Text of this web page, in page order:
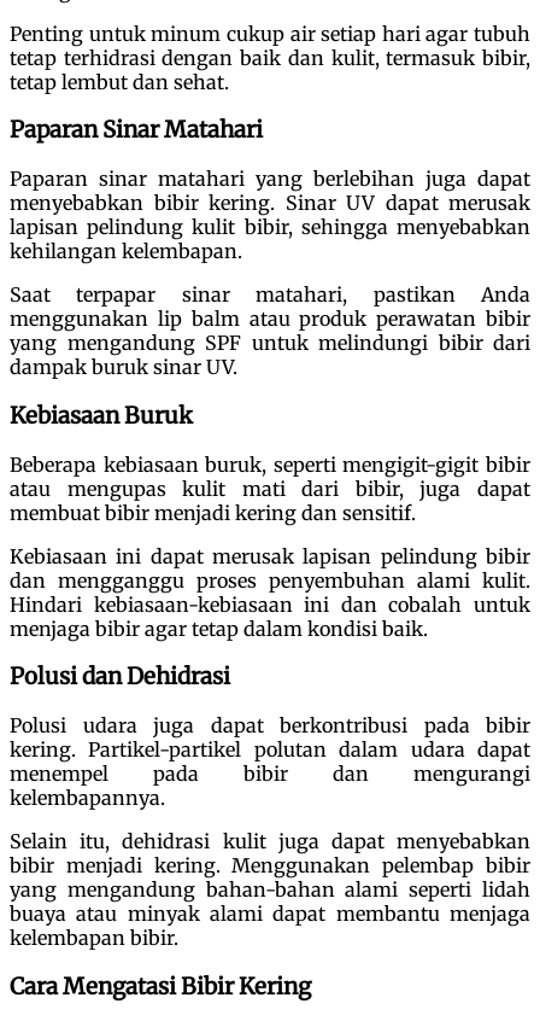
Penting untuk minum cukup air setiap hari agar tubuh
tetap terhidrasi dengan baik dan kulit, termasuk bibir,
tetap lembut dan sehat.
Paparan Sinar Matahari
Paparan sinar matahari yang berlebihan juga dapat
menyebabkan bibir kering. Sinar UV dapat merusak
lapisan pelindung kulit bibir, sehingga menyebabkan
kehilangan kelembapan.
Saat terpapar sinar matahari, pastikan Anda
menggunakan lip balm atau produk perawatan bibir
yang mengandung SPF untuk melindungi bibir dari
dampak buruk sinar UV.
Kebiasaan Buruk
Beberapa kebiasaan buruk, seperti mengigit-gigit bibir
atau mengupas kulit mati dari bibir, juga dapat
membuat bibir menjadi kering dan sensitif.
Kebiasaan ini dapat merusak lapisan pelindung bibir
dan mengganggu proses penyembuhan alami kulit.
Hindari kebiasaan-kebiasaan ini dan cobalah untuk
menjaga bibir agar tetap dalam kondisi baik.
Polusi dan Dehidrasi
Polusi udara juga dapat berkontribusi pada bibir
kering. Partikel-partikel polutan dalam udara dapat
menempel pada bibir dan mengurangi
kelembapannya.
Selain itu, dehidrasi kulit juga dapat menyebabkan
bibir menjadi kering. Menggunakan pelembap bibir
yang mengandung bahan-bahan alami seperti lidah
buaya atau minyak alami dapat membantu menjaga
kelembapan bibir.
Cara Mengatasi Bibir Kering